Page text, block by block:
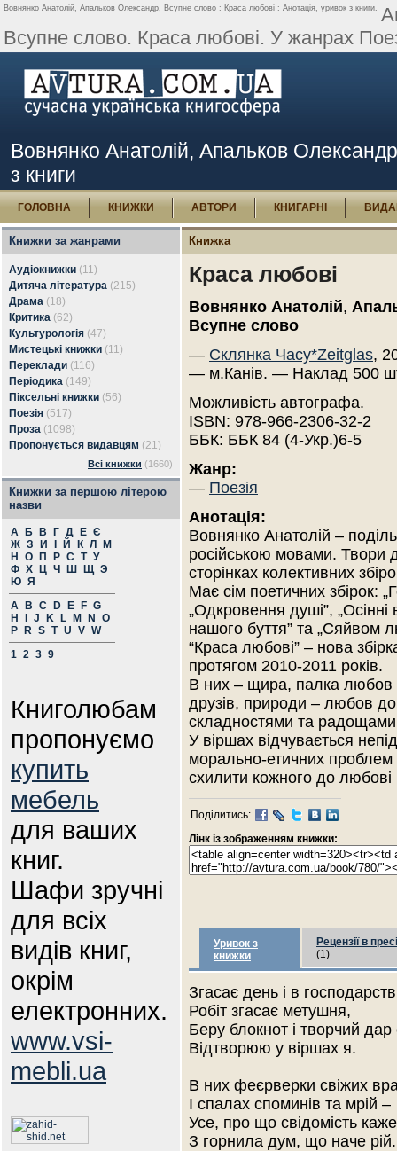
Вовнянко Анатолій, Апальков Олександр, Всупне слово : Краcа любові : Анотація, уривок з книги.
Всупне слово. Краcа любові. У жанрах
Вовнянко Анатолій, Апальков
з книги
ГОЛОВНА КНИЖКИ АВТОРИ КНИГАРНІ
Книжки за жанрами
Аудіокнижки (11)
Дитяча література (215)
Драма (18)
Критика (62)
Культурологія (47)
Мистецькі книжки (11)
Переклади (116)
Періодика (149)
Піксельні книжки (56)
Поезія (517)
Проза (1098)
Пропонується видавцям (21)
Всі книжки (1660)
Книжки за першою літерою
назви
А Б В Г Д Е Є
Ж З И Й К Л
М
Н
О П Р С Т У
Ф Х Ц Ч Ш Щ Э
Ю Я
A
B C D E F G
H
J K L M N
O
P
R S T U V W
1 2 3 9
Книголюбам
пропонуємо
купить
мебель
для ваших
книг.
Шафи зручні
для всіх
видів книг,
окрім
електронних.
www.vsi-
mebli.ua
Книжка
Краcа любові
Вовнянко Анатолій,
Всупне слово
— Склянка Часу*Zeitglas,
— м.Канів. — Наклад 500
Можливість автографа.
ISBN: 978-966-2306-32-2
ББК: ББК 84 (4-Укр.)6-5
Жанр:
— Поезія
Анотація:
Вовнянко Анатолій –
російською мовами. Твори
сторінках колективних
Має сім поетичних збірок:
„Одкровення душі”, „Осінні
нашого буття” та „Сяйвом
“Краcа любові” – нова
протягом 2010-2011 років.
В них – щира, палка любов
друзів, природи – любов
складностями та
У віршах відчувається
морально-етичних
схилити кожного до любові
Поділитись:
Лінк із зображенням книжки:
Уривок з
книжки
Рецензії в пресі
(1)
Згасає день і в
Робіт згасає метушня,
Беру блокнот і творчий дар
Відтворюю у віршах я.
В них феєрверки свіжих
І спалах споминів та мрій –
Усе, про що свідомість
З горнила дум, що наче рій.